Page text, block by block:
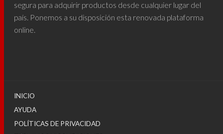
segura para adquirir productos desde cualquier lugar del
país. Ponemos a su disposición esta renovada plataforma
online.
INICIO
AYUDA
POLÍTICAS DE PRIVACIDAD